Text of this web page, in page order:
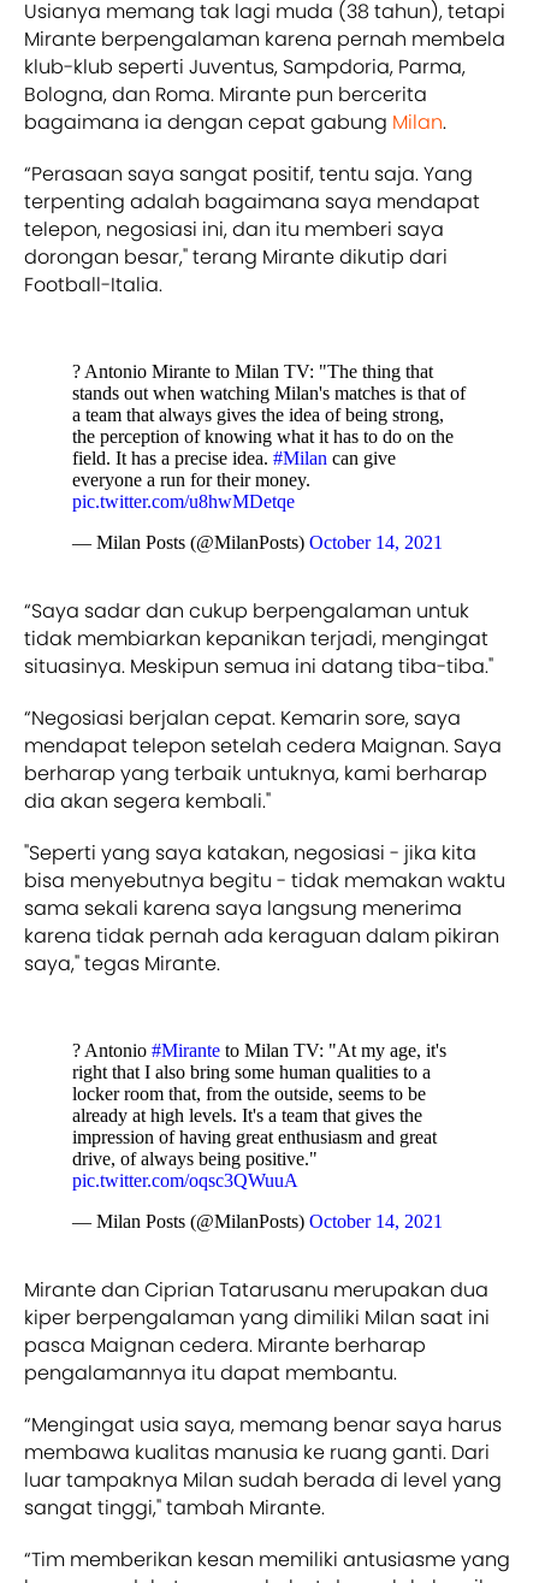
Usianya memang tak lagi muda (38 tahun), tetapi
Mirante berpengalaman karena pernah membela
klub-klub seperti Juventus, Sampdoria, Parma,
Bologna, dan Roma. Mirante pun bercerita
bagaimana ia dengan cepat gabung Milan.
“Perasaan saya sangat positif, tentu saja. Yang
terpenting adalah bagaimana saya mendapat
telepon, negosiasi ini, dan itu memberi saya
dorongan besar," terang Mirante dikutip dari
Football-Italia.
? Antonio Mirante to Milan TV: "The thing that
stands out when watching Milan's matches is that of
a team that always gives the idea of being strong,
the perception of knowing what it has to do on the
field. It has a precise idea. #Milan can give
everyone a run for their money.
pic.twitter.com/u8hwMDetqe
— Milan Posts (@MilanPosts) October 14, 2021
“Saya sadar dan cukup berpengalaman untuk
tidak membiarkan kepanikan terjadi, mengingat
situasinya. Meskipun semua ini datang tiba-tiba."
“Negosiasi berjalan cepat. Kemarin sore, saya
mendapat telepon setelah cedera Maignan. Saya
berharap yang terbaik untuknya, kami berharap
dia akan segera kembali."
"Seperti yang saya katakan, negosiasi - jika kita
bisa menyebutnya begitu - tidak memakan waktu
sama sekali karena saya langsung menerima
karena tidak pernah ada keraguan dalam pikiran
saya," tegas Mirante.
? Antonio #Mirante to Milan TV: "At my age, it's
right that I also bring some human qualities to a
locker room that, from the outside, seems to be
already at high levels. It's a team that gives the
impression of having great enthusiasm and great
drive, of always being positive."
pic.twitter.com/oqsc3QWuuA
— Milan Posts (@MilanPosts) October 14, 2021
Mirante dan Ciprian Tatarusanu merupakan dua
kiper berpengalaman yang dimiliki Milan saat ini
pasca Maignan cedera. Mirante berharap
pengalamannya itu dapat membantu.
“Mengingat usia saya, memang benar saya harus
membawa kualitas manusia ke ruang ganti. Dari
luar tampaknya Milan sudah berada di level yang
sangat tinggi," tambah Mirante.
“Tim memberikan kesan memiliki antusiasme yang